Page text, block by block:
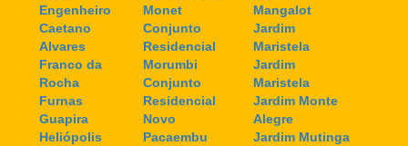
Engenheiro
Caetano
Alvares
Franco da
Rocha
Furnas
Guapira
Heliópolis
Monet
Conjunto
Residencial
Morumbi
Conjunto
Residencial
Novo
Pacaembu
Mangalot
Jardim
Maristela
Jardim
Maristela
Jardim Monte
Alegre
Jardim Mutinga